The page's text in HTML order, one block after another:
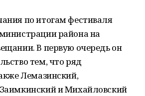
по итогам фестиваля
района на
В первую очередь он
тем, что ряд
Лемазинский,
и Михайловский